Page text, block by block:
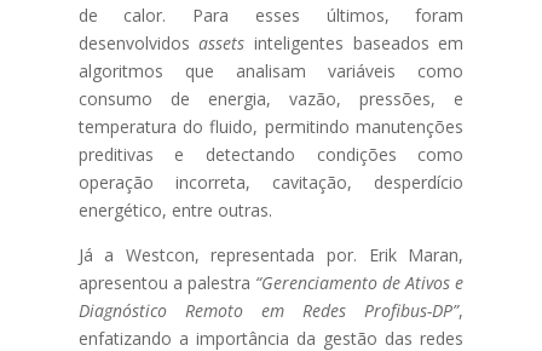
de calor. Para esses últimos, foram
desenvolvidosassets inteligentes baseados em
algoritmos que analisam variáveis como
consumo de energia, vazão, pressões, e
temperatura do fluido, permitindo manutenções
preditivas e detectando condições como
operação incorreta, cavitação, desperdício
energético, entre outras.
Já a Westcon, representada por. Erik Maran,
apresentou a palestra “Gerenciamento de Ativos e
Diagnóstico Remoto em Redes Profibus-DP”,
enfatizando a importância da gestão das redes